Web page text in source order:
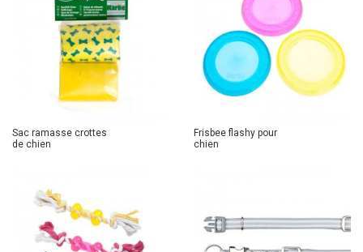
Sac ramasse crottes
de chien
Frisbee flashy pour
chien